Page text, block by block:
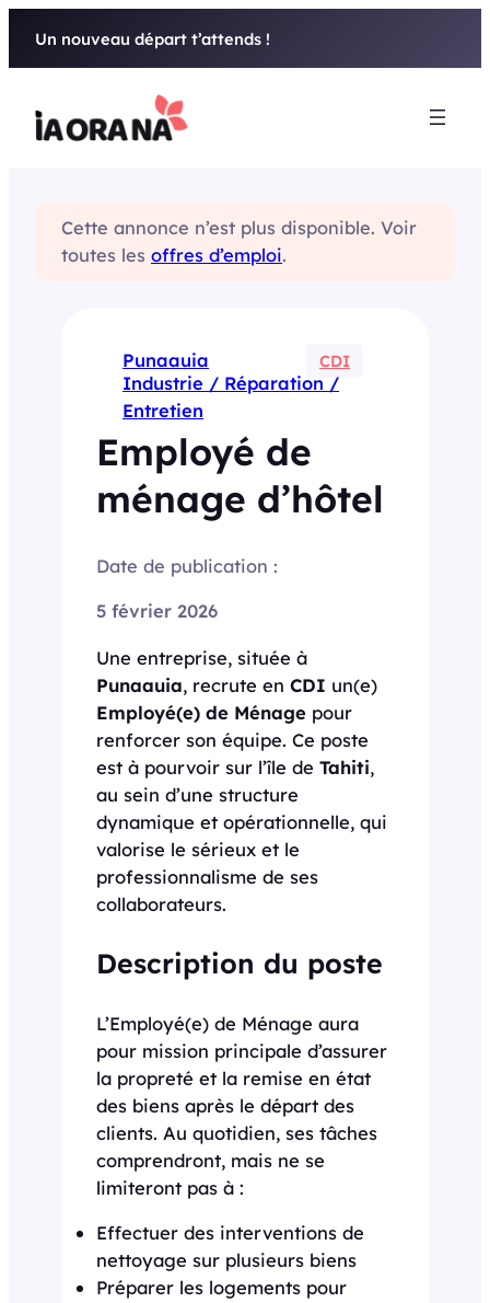
Un nouveau départ t’attends !
Cette annonce n’est plus disponible. Voir
toutes les offres d’emploi.
Punaauia CDI
Industrie / Réparation /
Entretien
Employé de
ménage d’hôtel
Date de publication :
5 février 2026
Une entreprise, située à
Punaauia, recrute en CDI un(e)
Employé(e) de Ménage pour
renforcer son équipe. Ce poste
est à pourvoir sur l’île de Tahiti,
au sein d’une structure
dynamique et opérationnelle, qui
valorise le sérieux et le
professionnalisme de ses
collaborateurs.
Description du poste
L’Employé(e) de Ménage aura
pour mission principale d’assurer
la propreté et la remise en état
des biens après le départ des
clients. Au quotidien, ses tâches
comprendront, mais ne se
limiteront pas à :
Effectuer des interventions de
nettoyage sur plusieurs biens
Préparer les logements pour